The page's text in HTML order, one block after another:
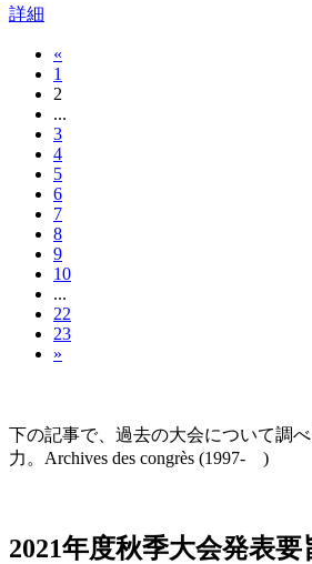
詳細
«
1
2
...
3
4
5
6
7
8
9
10
...
22
23
»
下の記事で、過去の大会について調
力。Archives des congrès (1997- )
2021年度秋季大会発表要